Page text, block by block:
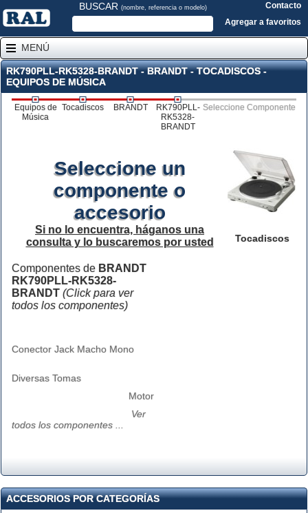
BUSCAR (nombre, referencia o modelo)
Contacto
Agregar a favoritos
MENÚ
RK790PLL-RK5328-BRANDT - BRANDT - TOCADISCOS -
EQUIPOS DE MÚSICA
Equipos de
Música
Tocadiscos BRANDT
RK790PLL-
RK5328-
BRANDT
Seleccione Componente
Tocadiscos
Seleccione un
componente o
accesorio
Si no lo encuentra, háganos una
consulta y lo buscaremos por usted
Componentes de BRANDT
RK790PLL-RK5328-
BRANDT (Click para ver
todos los componentes)
Conector Jack Macho Mono
Diversas Tomas
Motor
Ver
todos los componentes ...
ACCESORIOS POR CATEGORÍAS